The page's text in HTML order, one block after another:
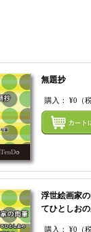
ートにいれる
無題抄
購入：¥0 （
浮世絵画家
てひとしお
購入：¥0 （